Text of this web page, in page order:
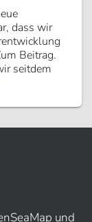
dass wir
Beitrag.
seitdem
und